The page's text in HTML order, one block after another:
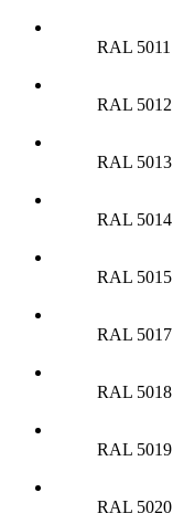
RAL 5011
RAL 5012
RAL 5013
RAL 5014
RAL 5015
RAL 5017
RAL 5018
RAL 5019
RAL 5020